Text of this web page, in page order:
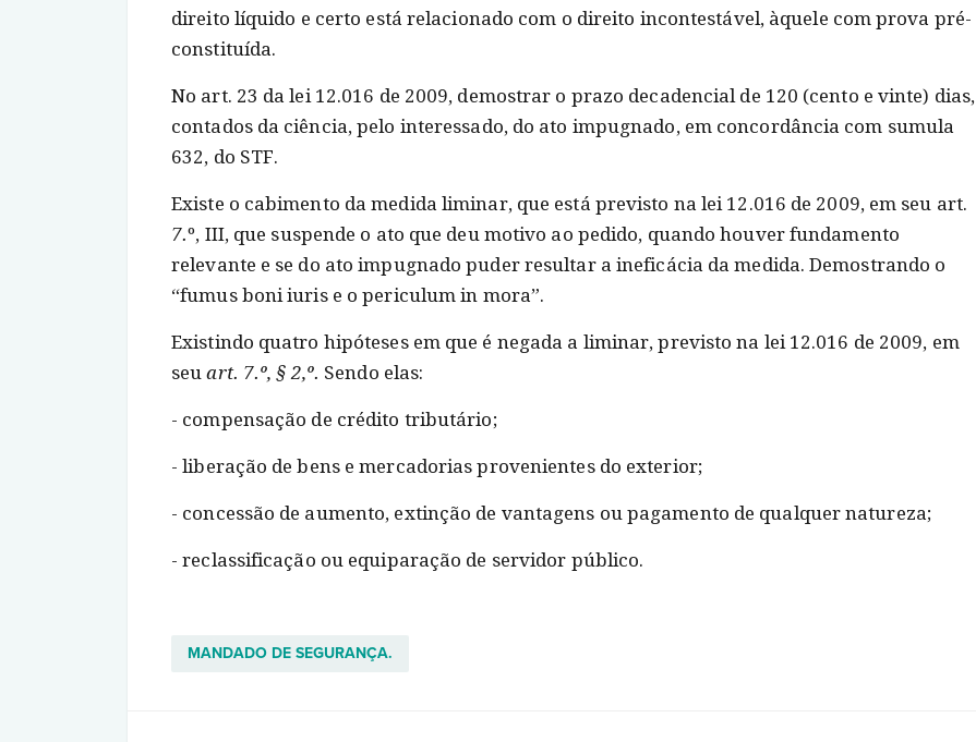
direito líquido e certo está relacionado com o direito incontestável, àquele com prova pré-
constituída.
No art. 23 da lei 12.016 de 2009, demostrar o prazo decadencial de 120 (cento e vinte) dias,
contados da ciência, pelo interessado, do ato impugnado, em concordância com sumula
632, do STF.
Existe o cabimento da medida liminar, que está previsto na lei 12.016 de 2009, em seu art.
7.º, III, que suspende o ato que deu motivo ao pedido, quando houver fundamento
relevante e se do ato impugnado puder resultar a ineficácia da medida. Demostrando o
“fumus boni iuris e o periculum in mora”.
Existindo quatro hipóteses em que é negada a liminar, previsto na lei 12.016 de 2009, em
seuart. 7.º, § 2,º. Sendo elas:
- compensação de crédito tributário;
- liberação de bens e mercadorias provenientes do exterior;
- concessão de aumento, extinção de vantagens ou pagamento de qualquer natureza;
- reclassificação ou equiparação de servidor público.
MANDADO DE SEGURANÇA.